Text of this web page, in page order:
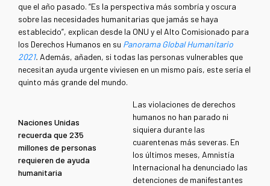
que el año pasado. “Es la perspectiva más sombría y oscura
sobre las necesidades humanitarias que jamás se haya
establecido”, explican desde la ONU y el Alto Comisionado para
los Derechos Humanos en su Panorama Global Humanitario
2021. Además, añaden, si todas las personas vulnerables que
necesitan ayuda urgente viviesen en un mismo país, este sería el
quinto más grande del mundo.
Naciones Unidas
recuerda que 235
millones de personas
requieren de ayuda
humanitaria
Las violaciones de derechos
humanos no han parado ni
siquiera durante las
cuarentenas más severas. En
los últimos meses, Amnistía
Internacional ha denunciado las
detenciones de manifestantes